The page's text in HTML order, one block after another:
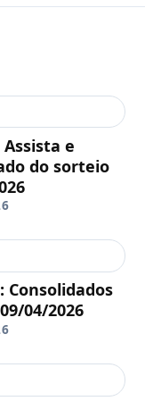
e
do sorteio
Consolidados
04/2026